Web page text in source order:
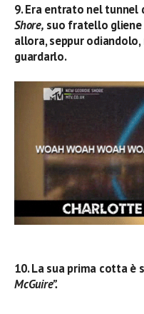
9. Era entrato nel tunnel
Shore, suo fratello gliene
allora, seppur
guardarlo.
10. La sua prima cotta è
McGuire”.